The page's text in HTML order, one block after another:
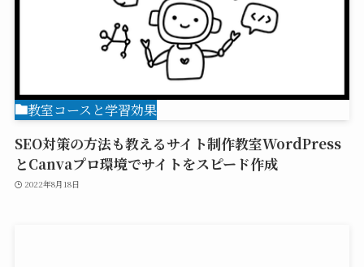
教室コースと学習効果
SEO対策の方法も教えるサイト制作教室WordPress
とCanvaプロ環境でサイトをスピード作成
2022年8月18日